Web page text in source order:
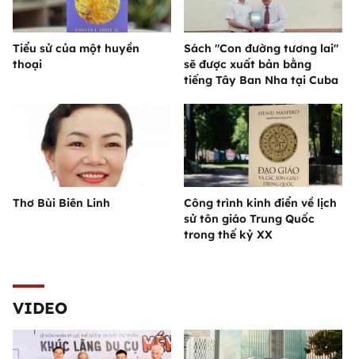
Tiểu sử của một huyền
thoại
Sách "Con đường tương lai"
sẽ được xuất bản bằng
tiếng Tây Ban Nha tại Cuba
Thơ Bùi Biên Linh
Công trình kinh điển về lịch
sử tôn giáo Trung Quốc
trong thế kỷ XX
VIDEO